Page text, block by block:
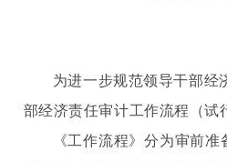
为进一步规范领导干部经
部经济责任审计工作流程（试
《工作流程》分为审前